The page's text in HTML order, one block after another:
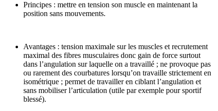
Principes : mettre en tension son muscle en maintenant la
position sans mouvements.
Avantages : tension maximale sur les muscles et recrutement
maximal des fibres musculaires donc gain de force surtout
dans l’angulation sur laquelle on a travaillé ; ne provoque pas
ou rarement des courbatures lorsqu’on travaille strictement en
isométrique ; permet de travailler en ciblant l’angulation et
sans mobiliser l’articulation (utile par exemple pour sportif
blessé).